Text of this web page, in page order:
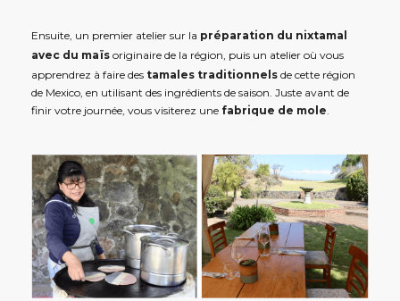
Ensuite, un premier atelier sur la préparation du nixtamal
avec du maïs originaire de la région, puis un atelier où vous
apprendrez à faire des tamales traditionnels de cette région
de Mexico, en utilisant des ingrédients de saison. Juste avant de
finir votre journée, vous visiterez une fabrique de mole